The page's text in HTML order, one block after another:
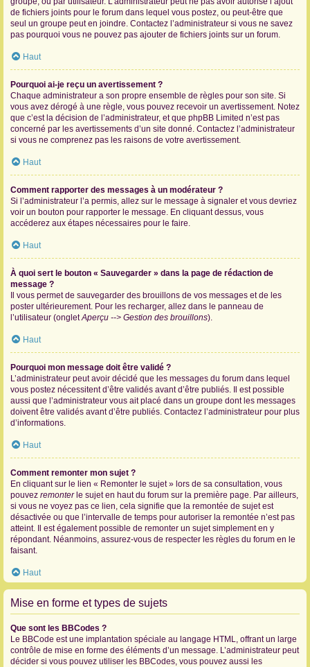
de fichiers joints pour le forum dans lequel vous postez, ou peut-être que
seul un groupe peut en joindre. Contactez l’administrateur si vous ne savez
pas pourquoi vous ne pouvez pas ajouter de fichiers joints sur un forum.
Haut
Pourquoi ai-je reçu un avertissement ?
Chaque administrateur a son propre ensemble de règles pour son site. Si
vous avez dérogé à une règle, vous pouvez recevoir un avertissement. Notez
que c’est la décision de l’administrateur, et que phpBB Limited n’est pas
concerné par les avertissements d’un site donné. Contactez l’administrateur
si vous ne comprenez pas les raisons de votre avertissement.
Haut
Comment rapporter des messages à un modérateur ?
Si l’administrateur l’a permis, allez sur le message à signaler et vous devriez
voir un bouton pour rapporter le message. En cliquant dessus, vous
accéderez aux étapes nécessaires pour le faire.
Haut
À quoi sert le bouton « Sauvegarder » dans la page de rédaction de
message ?
Il vous permet de sauvegarder des brouillons de vos messages et de les
poster ultérieurement. Pour les recharger, allez dans le panneau de
l’utilisateur (ongletAperçu --> Gestion des brouillons).
Haut
Pourquoi mon message doit être validé ?
L’administrateur peut avoir décidé que les messages du forum dans lequel
vous postez nécessitent d’être validés avant d’être publiés. Il est possible
aussi que l’administrateur vous ait placé dans un groupe dont les messages
doivent être validés avant d’être publiés. Contactez l’administrateur pour plus
d’informations.
Haut
Comment remonter mon sujet ?
En cliquant sur le lien « Remonter le sujet » lors de sa consultation, vous
pouvez remonterle sujet en haut du forum sur la première page. Par ailleurs,
si vous ne voyez pas ce lien, cela signifie que la remontée de sujet est
désactivée ou que l’intervalle de temps pour autoriser la remontée n’est pas
atteint. Il est également possible de remonter un sujet simplement en y
répondant. Néanmoins, assurez-vous de respecter les règles du forum en le
faisant.
Haut
Mise en forme et types de sujets
Que sont les BBCodes ?
Le BBCode est une implantation spéciale au langage HTML, offrant un large
contrôle de mise en forme des éléments d’un message. L’administrateur peut
décider si vous pouvez utiliser les BBCodes, vous pouvez aussi les